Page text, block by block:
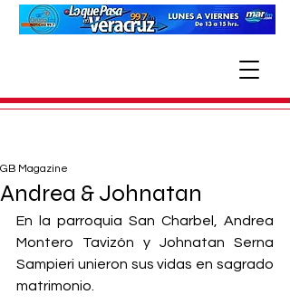
Andrea & Johnatan
GB Magazine
En la parroquia San Charbel, Andrea
Montero Tavizón y Johnatan Serna
Sampieri unieron sus vidas en sagrado
matrimonio.